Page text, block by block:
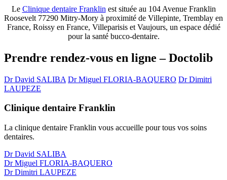
Le Clinique dentaire Franklin est située au 104 Avenue Franklin
Roosevelt 77290 Mitry-Mory à proximité de Villepinte, Tremblay en
France, Roissy en France, Villeparisis et Vaujours, un espace dédié
pour la santé bucco-dentaire.
Prendre rendez-vous en ligne – Doctolib
Dr David SALIBA Dr Miguel FLORIA-BAQUERO Dr Dimitri
LAUPEZE
Clinique dentaire Franklin
La clinique dentaire Franklin vous accueille pour tous vos soins
dentaires.
Dr David SALIBA
Dr Miguel FLORIA-BAQUERO
Dr Dimitri LAUPEZE